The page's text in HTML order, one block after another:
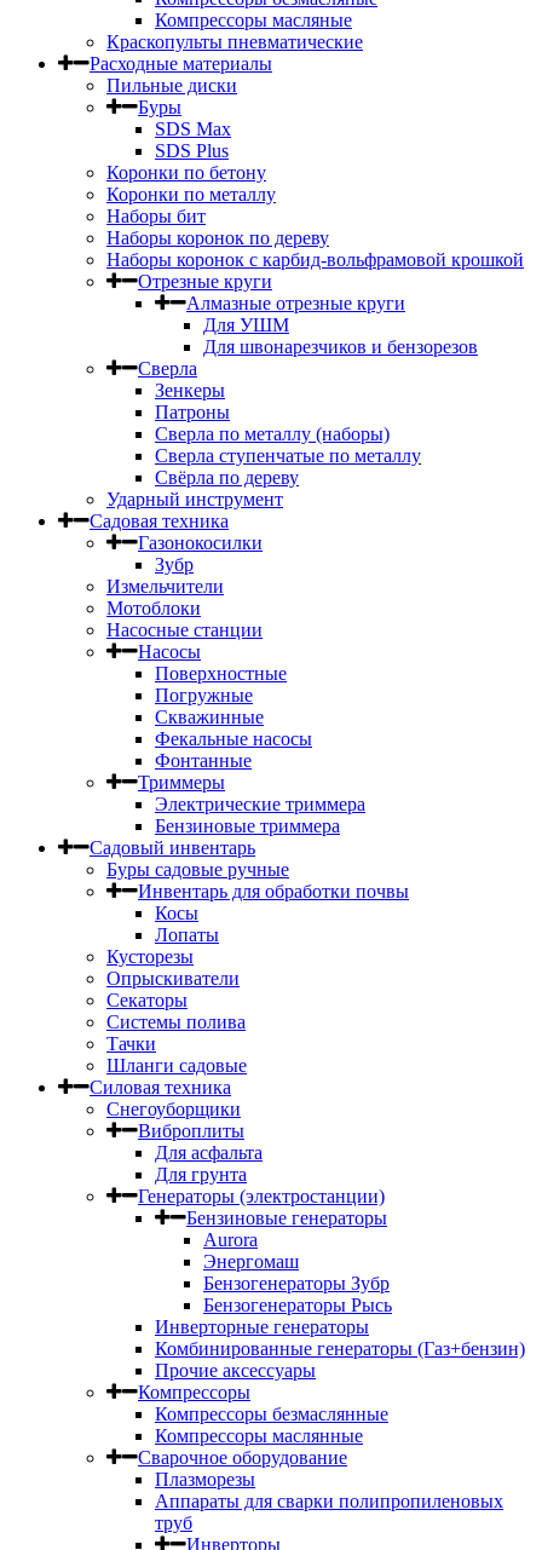
Компрессоры масляные
Краскопульты пневматические
Расходные материалы
Пильные диски
Буры
SDS Max
SDS Plus
Коронки по бетону
Коронки по металлу
Наборы бит
Наборы коронок по дереву
Наборы коронок с карбид-вольфрамовой крошкой
Отрезные круги
Алмазные отрезные круги
Для УШМ
Для швонарезчиков и бензорезов
Сверла
Зенкеры
Патроны
Сверла по металлу (наборы)
Сверла ступенчатые по металлу
Свёрла по дереву
Ударный инструмент
Садовая техника
Газонокосилки
Зубр
Измельчители
Мотоблоки
Насосные станции
Насосы
Поверхностные
Погружные
Скважинные
Фекальные насосы
Фонтанные
Триммеры
Электрические триммера
Бензиновые триммера
Садовый инвентарь
Буры садовые ручные
Инвентарь для обработки почвы
Косы
Лопаты
Кусторезы
Опрыскиватели
Секаторы
Системы полива
Тачки
Шланги садовые
Силовая техника
Снегоуборщики
Виброплиты
Для асфальта
Для грунта
Генераторы (электростанции)
Бензиновые генераторы
Aurora
Энергомаш
Бензогенераторы Зубр
Бензогенераторы Рысь
Инверторные генераторы
Комбинированные генераторы (Газ+бензин)
Прочие аксессуары
Компрессоры
Компрессоры безмаслянные
Компрессоры маслянные
Сварочное оборудование
Плазморезы
Аппараты для сварки полипропиленовых
труб
Инверторы